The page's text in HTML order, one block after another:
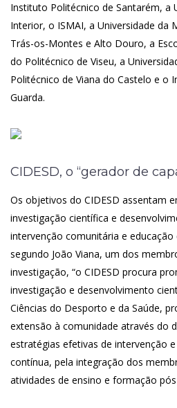
Instituto Politécnico de Santarém, a
Interior, o ISMAI, a Universidade da
Trás-os-Montes e Alto Douro, a
do Politécnico de Viseu, a
Politécnico de Viana do Castelo e o
Guarda.
CIDESD, o “gerador de
Os objetivos do CIDESD assentam
investigação científica e
intervenção comunitária e
segundo João Viana, um dos
investigação, “o CIDESD procura
investigação e desenvolvimento
Ciências do Desporto e da Saúde,
extensão à comunidade através do
estratégias efetivas de intervenção
contínua, pela integração dos
atividades de ensino e formação